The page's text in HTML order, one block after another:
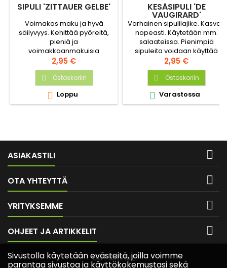
SIPULI 'ZITTAUER GELBE'
Voimakas maku ja hyvä
säilyvyys. Kehittää pyöreitä,
pieniä ja
voimakkaanmakuisia
sipuleita. Ohutkuorinen.
Kestää varastointia.
Hinta
2,95 €
 Ostoskoriin
 Loppu
KESÄSIPULI 'DE
VAUGIRARD'
Varhainen sipulilajike. Kasvaa
nopeasti. Käytetään mm.
salaateissa. Pienimpiä
sipuleita voidaan käyttää
kurkkusäilykkeissä.
Hinta
2,95 €
 Ostoskoriin
 Varastossa
ASIAKASTILI 
OTA YHTEYTTÄ 
YRITYKSEMME 
OHJEET JA ARTIKKELIT 
Sivustolla käytetään evästeitä, joilla voimme
parantaa sivustoa ja käyttökokemustasi sekä
UUTISKIRJE